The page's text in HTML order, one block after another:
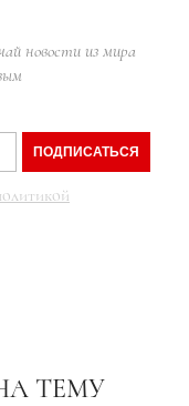
новости из мира
ПОДПИСАТЬСЯ
ТЕМУ